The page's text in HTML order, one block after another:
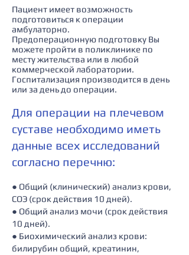
Пациент имеет возможность
подготовиться к операции
амбулаторно.
Предоперационную подготовку Вы
можете пройти в поликлинике по
месту жительства или в любой
коммерческой лаборатории.
Госпитализация производится в день
или за день до операции.
Для операции на плечевом
суставе необходимо иметь
данные всех исследований
согласно перечню:
● Общий (клинический) анализ крови,
СОЭ (срок действия 10 дней).
● Общий анализ мочи (срок действия
10 дней).
● Биохимический анализ крови:
билирубин общий, креатинин,